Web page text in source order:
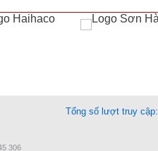
Tổng số lượt truy cập:
306